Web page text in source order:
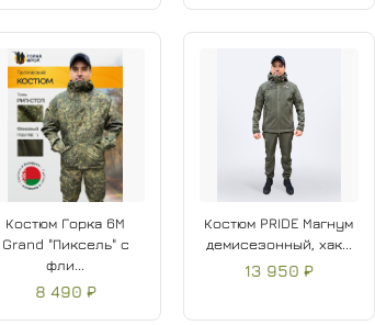
Костюм Горка 6М
Grand "Пиксель" с
фли...
8 490 ₽
Костюм PRIDE Магнум
демисезонный, хак...
13 950 ₽